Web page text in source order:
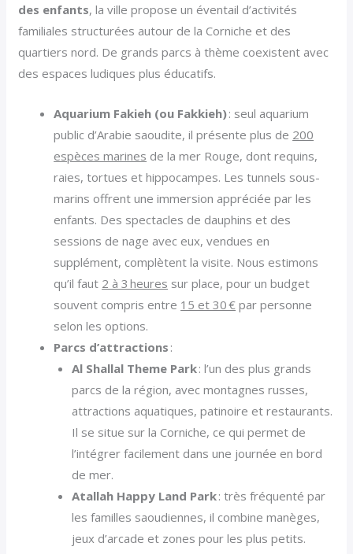
des enfants, la ville propose un éventail d’activités
familiales structurées autour de la Corniche et des
quartiers nord. De grands parcs à thème coexistent avec
des espaces ludiques plus éducatifs.
Aquarium Fakieh (ou Fakkieh): seul aquarium
public d’Arabie saoudite, il présente plus de 200
espèces marines de la mer Rouge, dont requins,
raies, tortues et hippocampes. Les tunnels sous-
marins offrent une immersion appréciée par les
enfants. Des spectacles de dauphins et des
sessions de nage avec eux, vendues en
supplément, complètent la visite. Nous estimons
qu’il faut 2 à 3 heures sur place, pour un budget
souvent compris entre 15 et 30 € par personne
selon les options.
Parcs d’attractions :
Al Shallal Theme Park: l’un des plus grands
parcs de la région, avec montagnes russes,
attractions aquatiques, patinoire et restaurants.
Il se situe sur la Corniche, ce qui permet de
l’intégrer facilement dans une journée en bord
de mer.
Atallah Happy Land Park: très fréquenté par
les familles saoudiennes, il combine manèges,
jeux d’arcade et zones pour les plus petits.